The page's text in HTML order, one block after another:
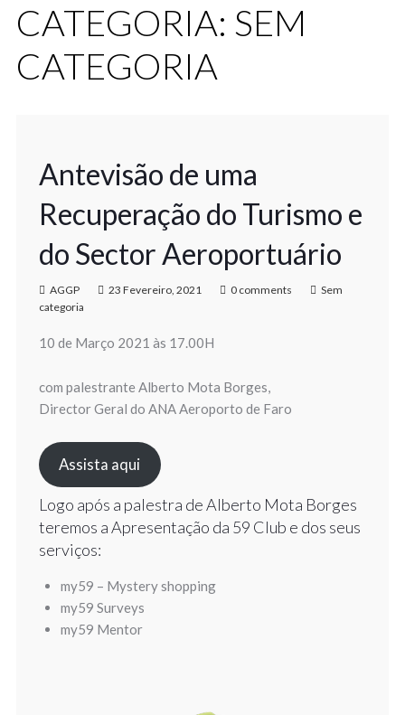
CATEGORIA: SEM
CATEGORIA
Antevisão de uma
Recuperação do Turismo e
do Sector Aeroportuário
AGGP 23 Fevereiro, 2021 0 comments
Sem
categoria
10 de Março 2021 às 17.00H
com palestrante Alberto Mota Borges,
Director Geral do ANA Aeroporto de Faro
Assista aqui
Logo após a palestra de Alberto Mota Borges
teremos a Apresentação da 59 Club e dos seus
serviços:
my59 – Mystery shopping
my59 Surveys
my59 Mentor